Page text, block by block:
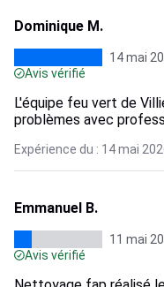
Dominique M.
14 mai
Avis vérifié
L'équipe feu vert de
problèmes avec
Expérience du : 14 mai
Emmanuel B.
11 mai
Avis vérifié